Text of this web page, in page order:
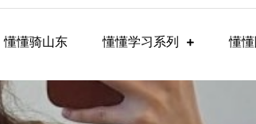
学习群内容
懂懂骑山东 懂懂学习系列 懂